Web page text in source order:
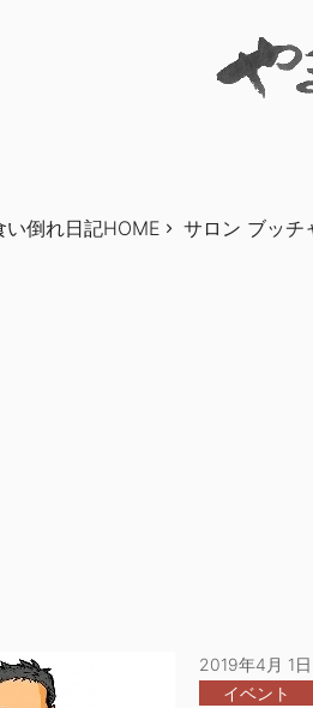
倒れ日記HOME サロン ブッチ
2019年4月 1日
イベント